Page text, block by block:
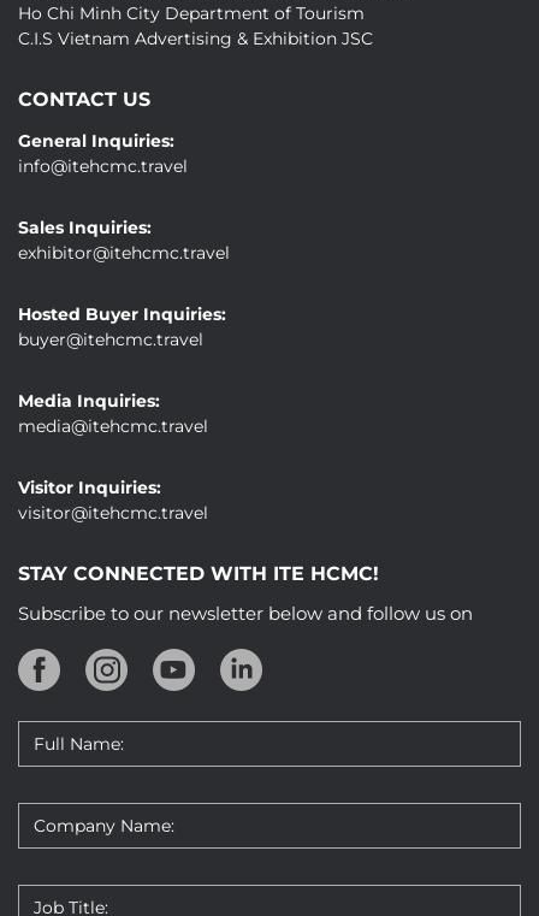
Ho Chi Minh City Department of Tourism
C.I.S Vietnam Advertising & Exhibition JSC
CONTACT US
General Inquiries:
info@itehcmc.travel
Sales Inquiries:
exhibitor@itehcmc.travel
Hosted Buyer Inquiries:
buyer@itehcmc.travel
Media Inquiries:
media@itehcmc.travel
Visitor Inquiries:
visitor@itehcmc.travel
STAY CONNECTED WITH ITE HCMC!
Subscribe to our newsletter below and follow us on